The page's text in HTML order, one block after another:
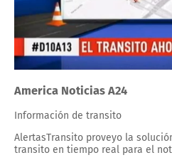
America Noticias A24
Información de transito
AlertasTransito proveyo la
transito en tiempo real para el